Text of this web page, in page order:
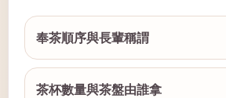
奉茶順序與長輩稱謂
茶杯數量與茶盤由誰拿